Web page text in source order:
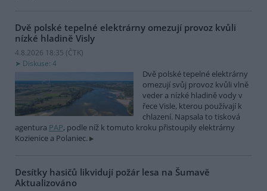
Dvě polské tepelné elektrárny omezují provoz kvůli
nízké hladině Visly
4.8.2026 18:35 (ČTK)
Diskuse: 4
Dvě polské tepelné elektrárny
omezují svůj provoz kvůli vlně
veder a nízké hladině vody v
řece Visle, kterou používají k
chlazení. Napsala to tisková
agentura PAP, podle níž k tomuto kroku přistoupily elektrárny
Kozienice a Polaniec.
Desítky hasičů likvidují požár lesa na Šumavě
Aktualizováno